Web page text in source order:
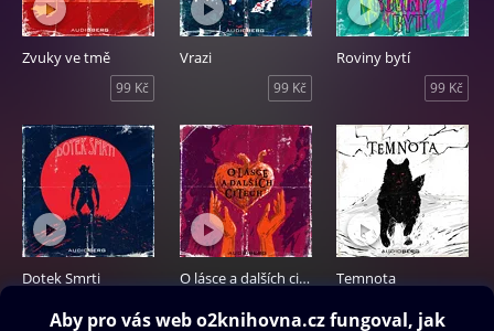
Zvuky ve tmě
99 Kč
Vrazi
99 Kč
Roviny bytí
99 Kč
Dotek Smrti
99 Kč
O lásce a dalších citech Temnota
99 Kč